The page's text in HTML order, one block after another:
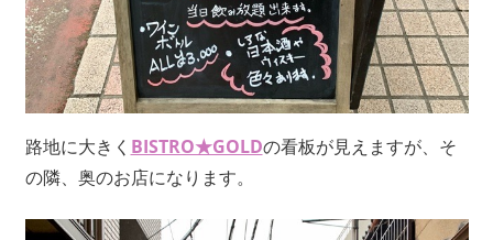
路地に大きく BISTRO★GOLDの看板が見えますが、そ
の隣、奥のお店になります。